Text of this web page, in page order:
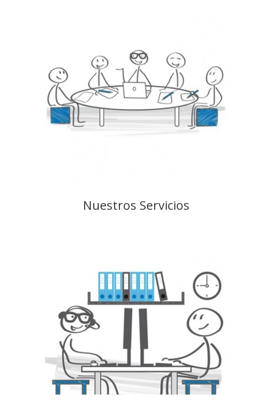
Nuestros Servicios